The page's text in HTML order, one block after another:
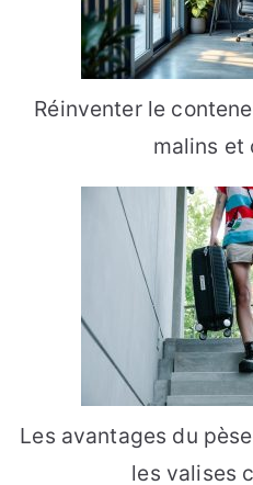
Réinventer le
malins et
Les avantages du
les valises